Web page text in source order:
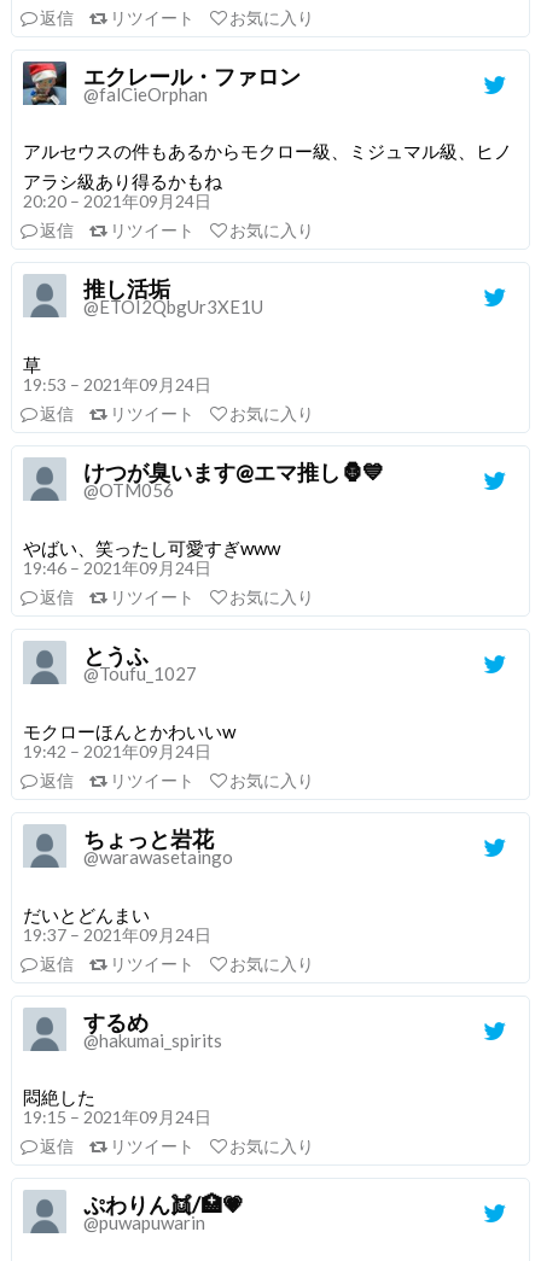
返信
リツイート お気に入り
エクレール・ファロン
@falCieOrphan
アルセウスの件もあるからモクロー級、ミジュマル級、ヒノ
アラシ級あり得るかもね
20:20 – 2021年09月24日
返信
リツイート お気に入り
推し活垢
@ETOI2QbgUr3XE1U
草
19:53 – 2021年09月24日
返信
リツイート お気に入り
けつが臭います@エマ推し🦍💙
@OTM056
やばい、笑ったし可愛すぎwww
19:46 – 2021年09月24日
返信
リツイート お気に入り
とうふ
@Toufu_1027
モクローほんとかわいいw
19:42 – 2021年09月24日
返信
リツイート お気に入り
ちょっと岩花
@warawasetaingo
だいとどんまい
19:37 – 2021年09月24日
返信
リツイート お気に入り
するめ
@hakumai_spirits
悶絶した
19:15 – 2021年09月24日
返信
リツイート お気に入り
ぷわりん👯/🏥💗
@puwapuwarin